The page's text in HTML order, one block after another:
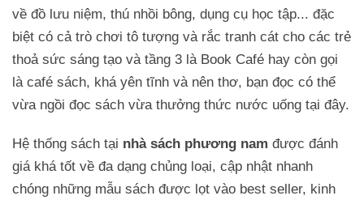
về đồ lưu niệm, thú nhồi bông, dụng cụ học tập... đặc
biệt có cả trò chơi tô tượng và rắc tranh cát cho các trẻ
thoả sức sáng tạo và tầng 3 là Book Café hay còn gọi
là café sách, khá yên tĩnh và nên thơ, bạn đọc có thể
vừa ngồi đọc sách vừa thưởng thức nước uống tại đây.
Hệ thống sách tại nhà sách phương nam được đánh
giá khá tốt về đa dạng chủng loại, cập nhật nhanh
chóng những mẫu sách được lọt vào best seller, kinh